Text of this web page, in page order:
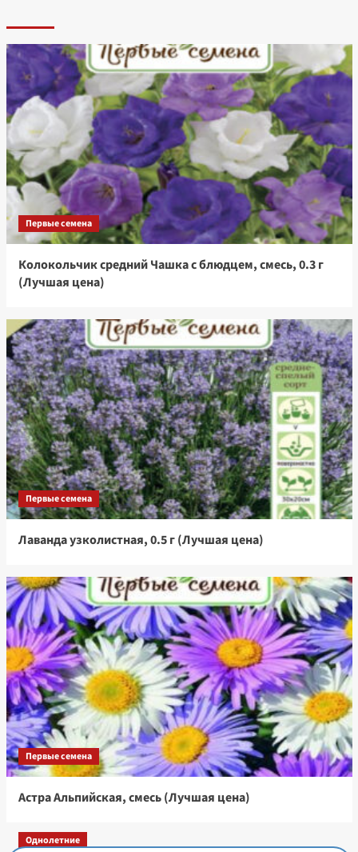
Первые семена
Колокольчик средний Чашка с блюдцем, смесь, 0.3 г
(Лучшая цена)
Первые семена
Лаванда узколистная, 0.5 г (Лучшая цена)
Первые семена
Астра Альпийская, смесь (Лучшая цена)
Однолетние